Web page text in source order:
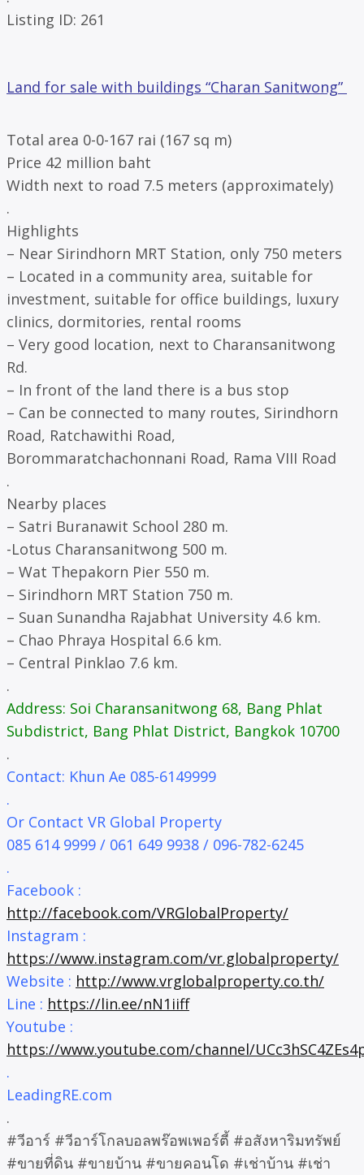
Listing ID: 261
Land for sale with buildings “Charan Sanitwong”
Total area 0-0-167 rai (167 sq m)
Price 42 million baht
Width next to road 7.5 meters (approximately)
.
Highlights
– Near Sirindhorn MRT Station, only 750 meters
– Located in a community area, suitable for
investment, suitable for office buildings, luxury
clinics, dormitories, rental rooms
– Very good location, next to Charansanitwong
Rd.
– In front of the land there is a bus stop
– Can be connected to many routes, Sirindhorn
Road, Ratchawithi Road,
Borommaratchachonnani Road, Rama VIII Road
.
Nearby places
– Satri Buranawit School 280 m.
-Lotus Charansanitwong 500 m.
– Wat Thepakorn Pier 550 m.
– Sirindhorn MRT Station 750 m.
– Suan Sunandha Rajabhat University 4.6 km.
– Chao Phraya Hospital 6.6 km.
– Central Pinklao 7.6 km.
.
Address: Soi Charansanitwong 68, Bang Phlat
Subdistrict, Bang Phlat District, Bangkok 10700
.
Contact: Khun Ae 085-6149999
.
Or Contact VR Global Property
085 614 9999 / 061 649 9938 / 096-782-6245
.
Facebook :
http://facebook.com/VRGlobalProperty/
Instagram :
https://www.instagram.com/vr.globalproperty/
Website : http://www.vrglobalproperty.co.th/
Line : https://lin.ee/nN1iiff
Youtube :
https://www.youtube.com/channel/
.
LeadingRE.com
.
#วีอาร์ #วีอาร์โกลบอลพร๊อพเพอร์ตี้ #อสังหาริมทรัพย์
#ขายที่ดิน #ขายบ้าน #ขายคอนโด #เช่าบ้าน #เช่า